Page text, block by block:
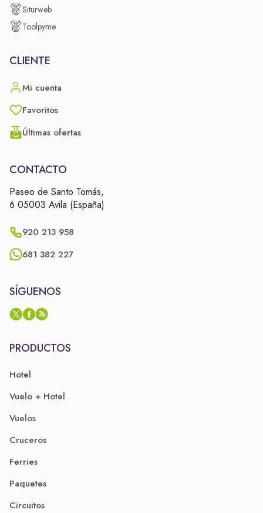
Siturweb
Toolpyme
CLIENTE
Mi cuenta
Favoritos
Últimas ofertas
CONTACTO
Paseo de Santo Tomás,
6 05003 Avila (España)
920 213 958
681 382 227
SÍGUENOS
PRODUCTOS
Hotel
Vuelo + Hotel
Vuelos
Cruceros
Ferries
Paquetes
Circuitos